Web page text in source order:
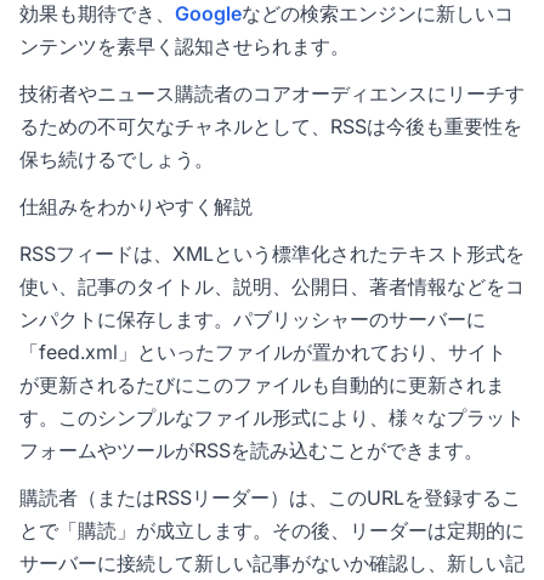
効果も期待でき、 Googleなどの検索エンジンに新しいコ
ンテンツを素早く認知させられます。
技術者やニュース購読者のコアオーディエンスにリーチす
るための不可欠なチャネルとして、RSSは今後も重要性を
保ち続けるでしょう。
仕組みをわかりやすく解説
RSSフィードは、XMLという標準化されたテキスト形式を
使い、記事のタイトル、説明、公開日、著者情報などをコ
ンパクトに保存します。パブリッシャーのサーバーに
「feed.xml」といったファイルが置かれており、サイト
が更新されるたびにこのファイルも自動的に更新されま
す。このシンプルなファイル形式により、様々なプラット
フォームやツールがRSSを読み込むことができます。
購読者（またはRSSリーダー）は、このURLを登録するこ
とで「購読」が成立します。その後、リーダーは定期的に
サーバーに接続して新しい記事がないか確認し、新しい記